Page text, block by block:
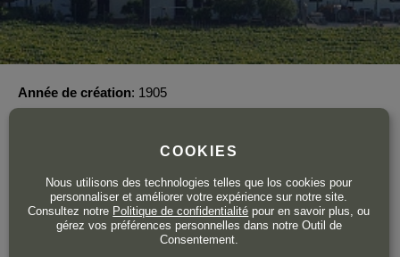
Année de création 1905
Surface totale du vignoble 150 ha.
Actualmente, Bodegas Pérez Barquero pertenece a tres
el Grupo Pérez Barquero con cuatro bodegas en Montilla-
Moriles.
COOKIES
Nous utilisons des technologies telles que los cookies pour
personnaliser et améliorer votre expérience sur notre site.
Consultez notre Politique de confidentialité pour en savoir plus, ou
gérez vos préférences personnelles dans notre Outil de
Consentement.